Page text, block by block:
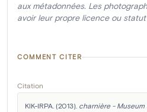
aux métadonnées. Les
avoir leur propre licence ou
COMMENT CITER
Citation
KIK-IRPA. (2013). charnière - Museum